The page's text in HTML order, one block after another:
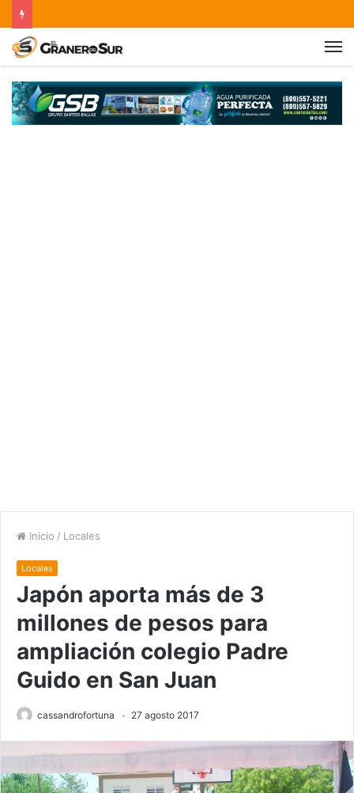
Inicio / Locales
Locales
Japón aporta más de 3
millones de pesos para
ampliación colegio Padre
Guido en San Juan
cassandrofortuna 27 agosto 2017